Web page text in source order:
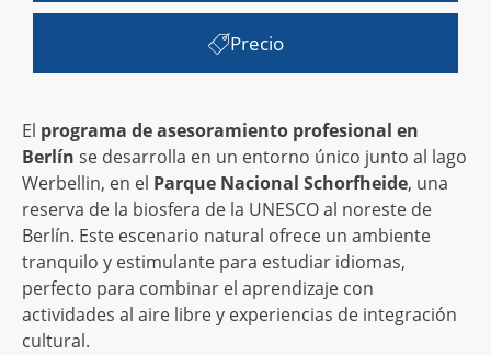
Precio
El programa de asesoramiento profesional en
Berlín se desarrolla en un entorno único junto al lago
Werbellin, en el Parque Nacional Schorfheide, una
reserva de la biosfera de la UNESCO al noreste de
Berlín. Este escenario natural ofrece un ambiente
tranquilo y estimulante para estudiar idiomas,
perfecto para combinar el aprendizaje con
actividades al aire libre y experiencias de integración
cultural.